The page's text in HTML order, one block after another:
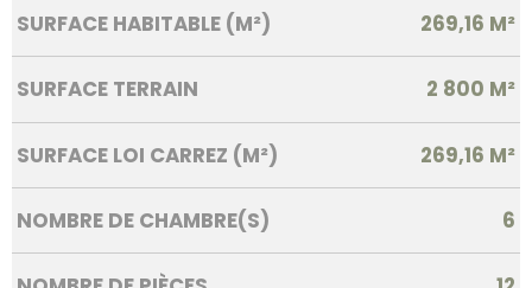
SURFACE HABITABLE (M²) 269,16 M²
SURFACE TERRAIN 2 800 M²
SURFACE LOI CARREZ (M²) 269,16 M²
NOMBRE DE CHAMBRE(S) 6